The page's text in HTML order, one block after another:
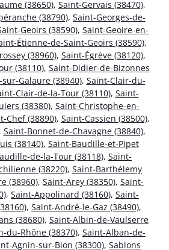
(38650), Saint-Gervais (38470),
(38790), Saint-Georges-de-
Geoirs (38590), Saint-Geoire-en-
Étienne-de-Saint-Geoirs (38590),
(38960), Saint-Égrève (38120),
(38110), Saint-Didier-de-Bizonnes
Galaure (38940), Saint-Clair-du-
Clair-de-la-Tour (38110), Saint-
(38380), Saint-Christophe-en-
Chef (38890), Saint-Cassien (38500),
Saint-Bonnet-de-Chavagne (38840),
(38140), Saint-Baudille-et-Pipet
de-la-Tour (38118), Saint-
(38220), Saint-Barthélemy
(38960), Saint-Arey (38350), Saint-
, Saint-Appolinard (38160), Saint-
, Saint-André-le-Gaz (38490),
(38680), Saint-Albin-de-Vaulserre
du-Rhône (38370), Saint-Alban-de-
Agnin-sur-Bion (38300), Sablons